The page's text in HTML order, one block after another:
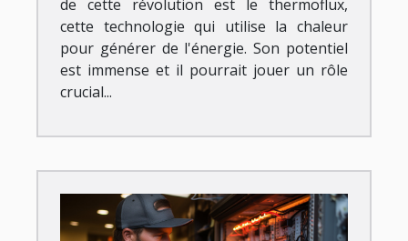
de cette révolution est le thermoflux,
cette technologie qui utilise la chaleur
pour générer de l'énergie. Son potentiel
est immense et il pourrait jouer un rôle
crucial...